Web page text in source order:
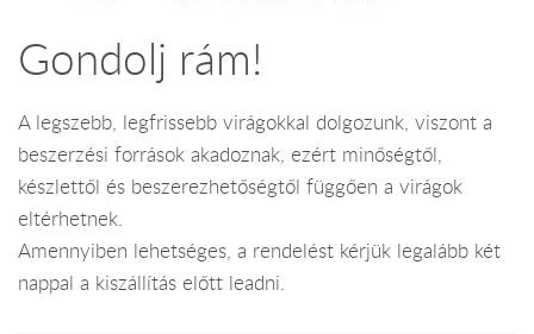
Gondolj rám!
A legszebb, legfrissebb virágokkal dolgozunk, viszont a
beszerzési források akadoznak, ezért minőségtől,
készlettől és beszerezhetőségtől függően a virágok
eltérhetnek.
Amennyiben lehetséges, a rendelést kérjük legalább két
nappal a kiszállítás előtt leadni.